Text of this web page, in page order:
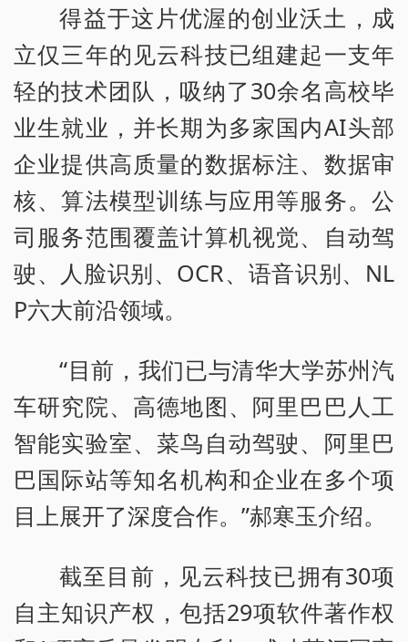
得益于这片优渥的创业沃土，成
立仅三年的见云科技已组建起一支年
轻的技术团队，吸纳了30余名高校毕
业生就业，并长期为多家国内AI头部
企业提供高质量的数据标注、数据审
核、算法模型训练与应用等服务。公
司服务范围覆盖计算机视觉、自动驾
驶、人脸识别、OCR、语音识别、NL
P六大前沿领域。
“目前，我们已与清华大学苏州汽
车研究院、高德地图、阿里巴巴人工
智能实验室、菜鸟自动驾驶、阿里巴
巴国际站等知名机构和企业在多个项
目上展开了深度合作。”郝寒玉介绍。
截至目前，见云科技已拥有30项
自主知识产权，包括29项软件著作权